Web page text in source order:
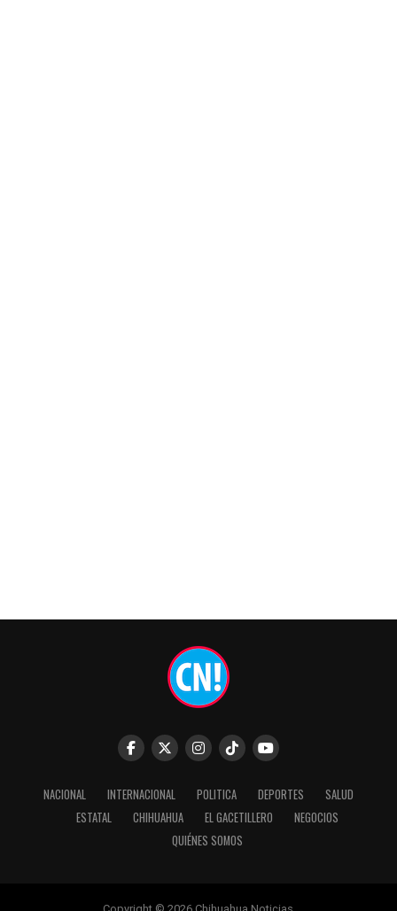
NACIONAL INTERNACIONAL POLITICA DEPORTES
SALUD
ESTATAL
CHIHUAHUA EL GACETILLERO
NEGOCIOS
QUIÉNES SOMOS